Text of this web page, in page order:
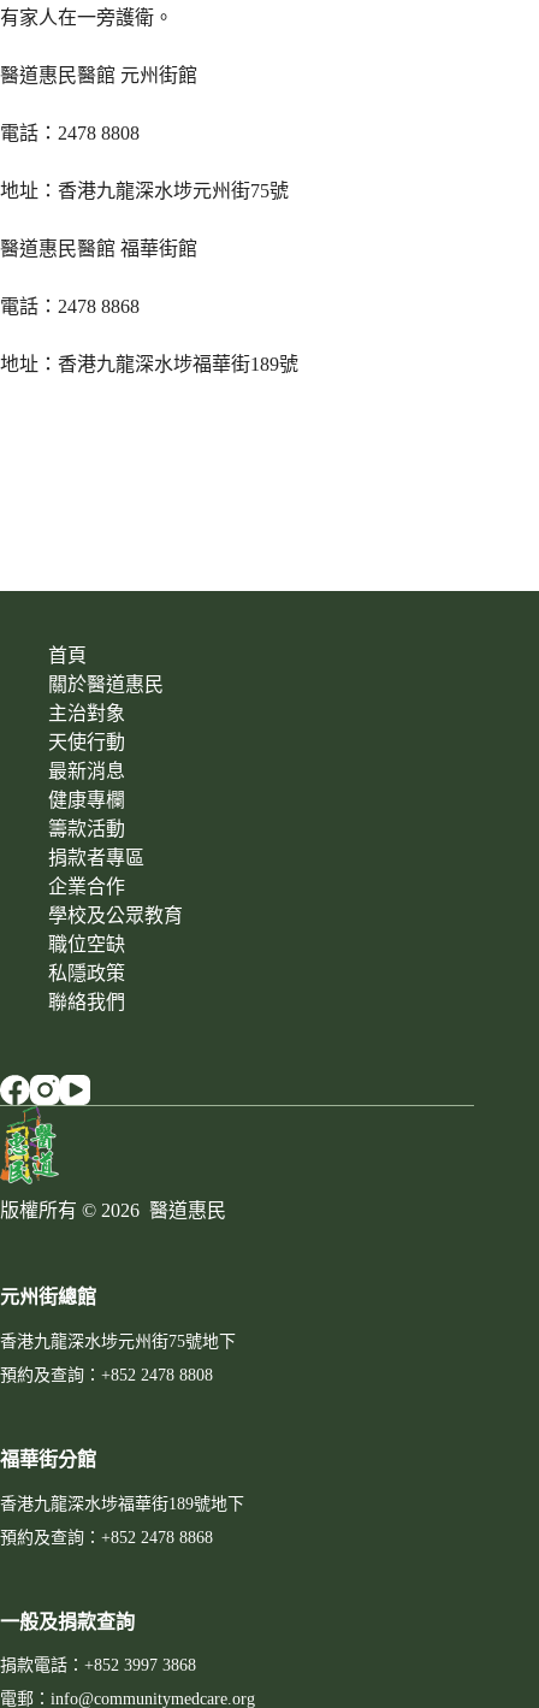
有家人在一旁護衛。
醫道惠民醫館 元州街館
電話：2478 8808
地址：香港九龍深水埗元州街75號
醫道惠民醫館 福華街館
電話：2478 8868
地址：香港九龍深水埗福華街189號
首頁
關於醫道惠民
主治對象
天使行動
最新消息
健康專欄
籌款活動
捐款者專區
企業合作
學校及公眾教育
職位空缺
私隱政策
聯絡我們
版權所有 © 2026 醫道惠民
元州街總館
香港九龍深水埗元州街75號地下
預約及查詢：+852 2478 8808
福華街分館
香港九龍深水埗福華街189號地下
預約及查詢：+852 2478 8868
一般及捐款查詢
捐款電話：+852 3997 3868
電郵：info@communitymedcare.org